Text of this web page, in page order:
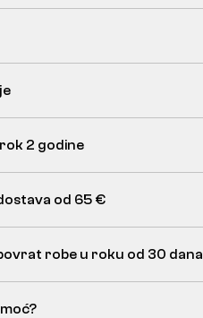
2 godine
od 65 €
robe u roku od 30 dana